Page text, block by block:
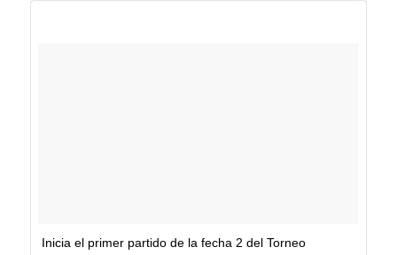
Inicia el primer partido de la fecha 2 del Torneo